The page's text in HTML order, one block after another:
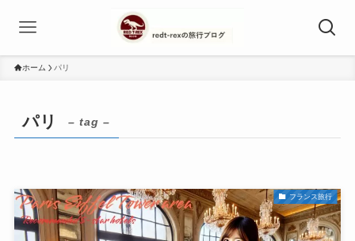
ホーム パリ
パリ – tag –
フランス旅行